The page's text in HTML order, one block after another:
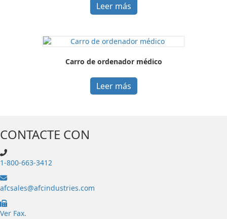
Leer más
Carro de ordenador médico
Leer más
CONTACTE CON
1-800-663-3412
afcsales@afcindustries.com
https://afcindustries.com/contact/#:~:text=Fax
Ver Fax.